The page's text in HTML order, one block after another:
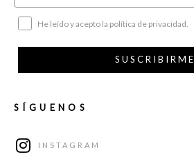
He leído y acepto la política de privacidad.
SUSCRIBIRME
SÍGUENOS
INSTAGRAM